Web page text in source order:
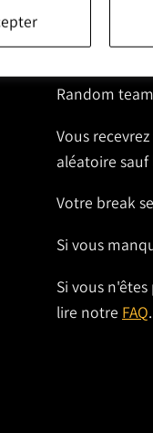
Random
Vous
aléatoire sauf
Votre break
Si vous
Si vous
lire notre FAQ.